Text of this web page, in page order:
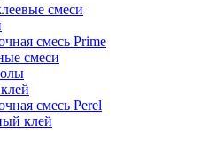
смеси
смесь Prime
смеси
смесь Perel
клей